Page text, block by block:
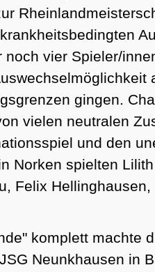
vier Spieler/
gingen.
vielen neutralen
und den
Norken spielten
Felix
komplett machte
Neunkhausen in